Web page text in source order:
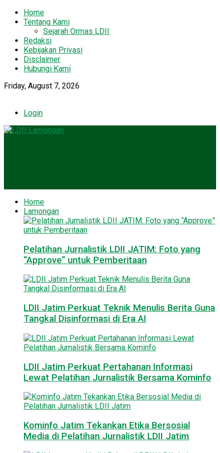
Home
Tentang Kami
Sejarah Ormas LDII
Redaksi
Kebijakan Privasi
Disclaimer
Hubungi Kami
Friday, August 7, 2026
Login
Home
Lamongan
Pelatihan Jurnalistik LDII JATIM: Foto yang
“Approve” untuk Pemberitaan
LDII Jatim Perkuat Teknik Menulis Berita Guna
Tangkal Disinformasi di Era AI
LDII Jatim Perkuat Pertahanan Informasi
Lewat Pelatihan Jurnalistik Bersama Kominfo
Kominfo Jatim Tekankan Etika Bersosial
Media di Pelatihan Jurnalistik LDII Jatim